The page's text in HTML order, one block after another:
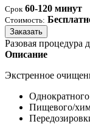
Срок 60-120 минут
Стоимость:
Заказать
Разовая процедура
Описание
Экстренное
Однократного
Пищевого/